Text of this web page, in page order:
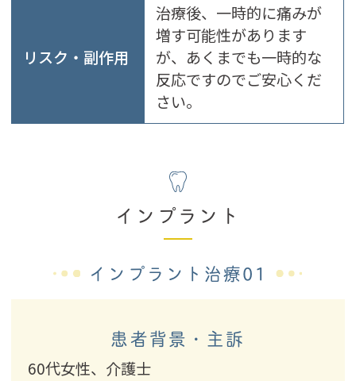
リスク・副作用
治療後、一時的に痛みが
増す可能性があります
が、あくまでも一時的な
反応ですのでご安心くだ
さい。
インプラント
インプラント治療01
患者背景・主訴
60代女性、介護士